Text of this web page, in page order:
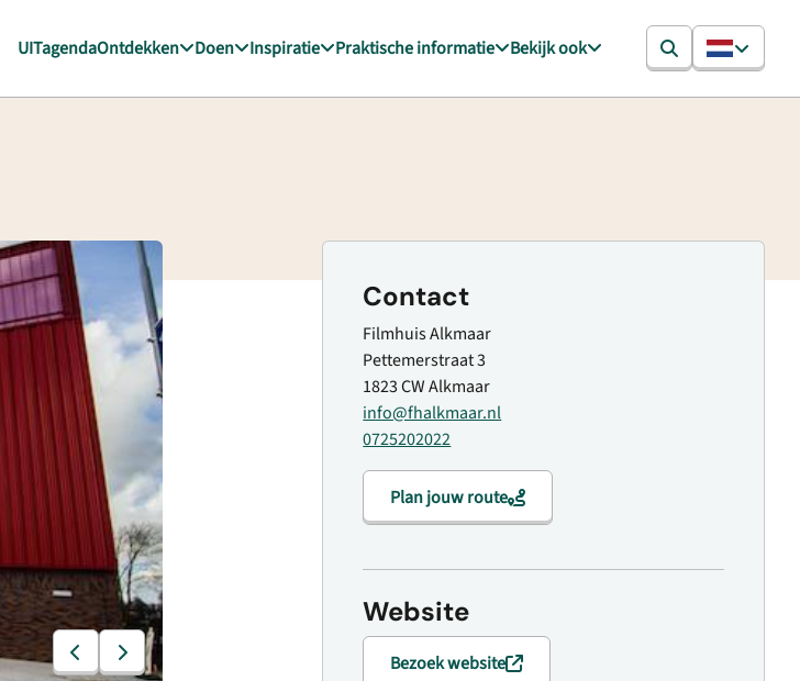
UITagendaOntdekken Doen Inspiratie Praktische informatie Bekijk ook
Contact
Filmhuis Alkmaar
Pettemerstraat 3
1823 CW Alkmaar
info@fhalkmaar.nl
0725202022
Plan jouw route
Website
Bezoek website